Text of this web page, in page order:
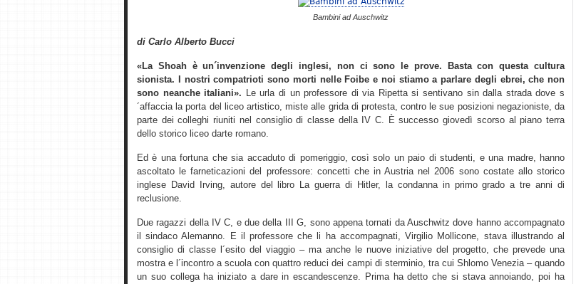
Bambini ad Auschwitz
di Carlo Alberto Bucci
«La Shoah è un´invenzione degli inglesi, non ci sono le prove. Basta con questa cultura
sionista. I nostri compatrioti sono morti nelle Foibe e noi stiamo a parlare degli ebrei, che non
sono neanche italiani». Le urla di un professore di via Ripetta si sentivano sin dalla strada dove s
´affaccia la porta del liceo artistico, miste alle grida di protesta, contro le sue posizioni negazioniste, da
parte dei colleghi riuniti nel consiglio di classe della IV C. È successo giovedì scorso al piano terra
dello storico liceo darte romano.
Ed è una fortuna che sia accaduto di pomeriggio, così solo un paio di studenti, e una madre, hanno
ascoltato le farneticazioni del professore: concetti che in Austria nel 2006 sono costate allo storico
inglese David Irving, autore del libro La guerra di Hitler, la condanna in primo grado a tre anni di
reclusione.
Due ragazzi della IV C, e due della III G, sono appena tornati da Auschwitz dove hanno accompagnato
il sindaco Alemanno. E il professore che li ha accompagnati, Virgilio Mollicone, stava illustrando al
consiglio di classe l´esito del viaggio – ma anche le nuove iniziative del progetto, che prevede una
mostra e l´incontro a scuola con quattro reduci dei campi di sterminio, tra cui Shlomo Venezia – quando
un suo collega ha iniziato a dare in escandescenze. Prima ha detto che si stava annoiando, poi ha